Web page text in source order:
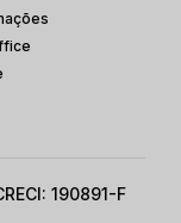
190891-F